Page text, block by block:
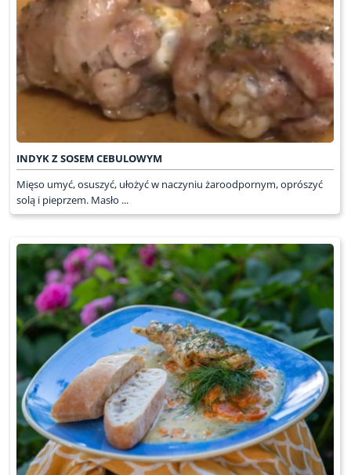
INDYK Z SOSEM CEBULOWYM
Mięso umyć, osuszyć, ułożyć w naczyniu żaroodpornym, oprószyć
solą i pieprzem. Masło ...